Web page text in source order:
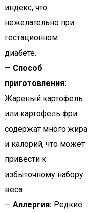
индекс, что
нежелательно при
гестационном
диабете.
— Способ
приготовления:
Жареный картофель
или картофель фри
содержат много жира
и калорий, что может
привести к
избыточному набору
веса.
— Аллергия: Редкие